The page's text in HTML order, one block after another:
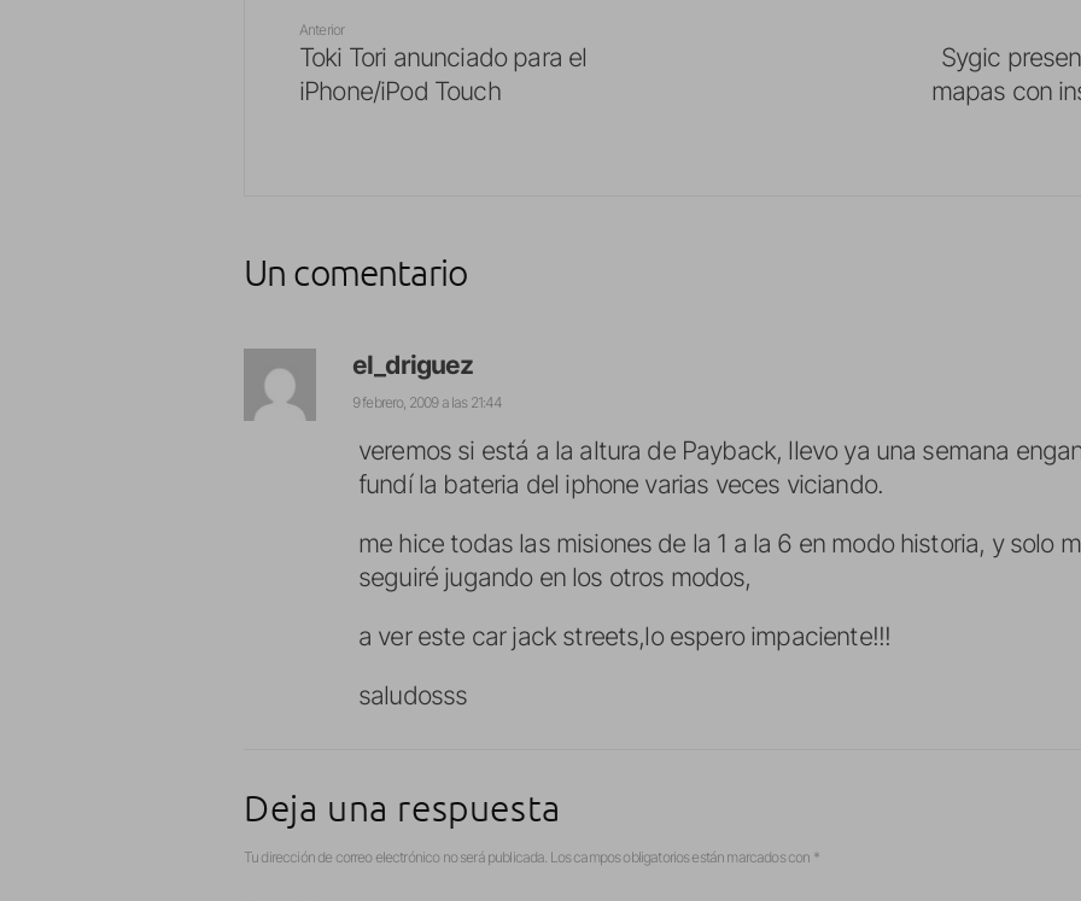
Anterior
Toki Tori anunciado para el
iPhone/iPod Touch
Sygic
mapas con
Un comentario
el_driguez
9 febrero, 2009 a las 21:44
veremos si está a la altura de Payback, llevo ya una semana
fundí la bateria del iphone varias veces viciando.
me hice todas las misiones de la 1 a la 6 en modo historia, y solo
seguiré jugando en los otros modos,
a ver este car jack streets,lo espero impaciente!!!
saludosss
Deja una respuesta
Tu dirección de correo electrónico no será publicada. Los campos obligatorios están marcados con *